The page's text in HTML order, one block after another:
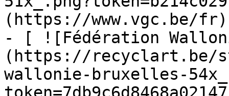
(https://www.vgc.be/fr)
- [ ![Fédération
(https://recyclart.be/
wallonie-bruxelles-